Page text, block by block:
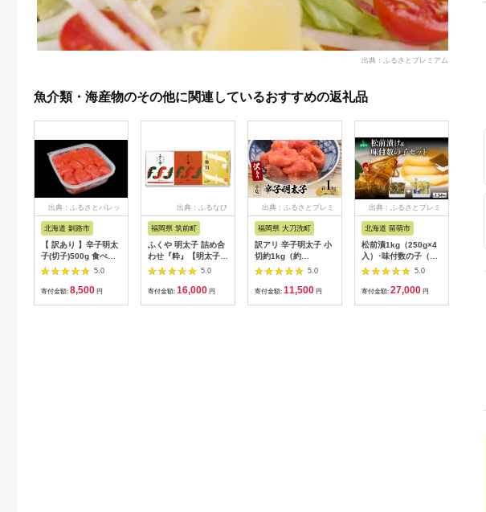
出典：ふるさとプレミアム
魚介類・海産物のその他に関連しているおすすめの返礼品
出典：ふるさとパレッ
北海道 釧路市
【 訳あり 】辛子明太
子(切子)500g 食べ比
べ タラコ 明太 たらこ
海鮮 おかず ご飯のお
供 規格外 家庭用 切子
5.0
寄付金額: 8,500 円
出典：ふるなび
福岡県 筑前町
ふくや 明太子 詰め合
わせ『粋』【明太子
めんたいこ ふくや 魚
介類 家庭用 お取り寄
せグルメ ご飯のお供
5.0
寄付金額: 16,000 円
出典：ふるさとプレミ
福岡県 大刀洗町
訳アリ 辛子明太子 小
切約1kg（約
100g×10p） 魚卵 つ
まみ 酒のあて 肴 ご飯
のお供 おかず おにぎ
5.0
寄付金額: 11,500 円
出典：ふるさとプレミ
北海道 留萌市
松前漬1kg（250g×4
入）･味付数の子（波
涛）540g（180g×3
入） お正月 人気
魚卵 高級 ごはんの
5.0
寄付金額: 27,000 円
宮
寄付